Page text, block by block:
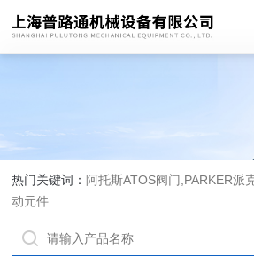
热门关键词： 阿托斯ATOS阀门,PARKER派
动元件